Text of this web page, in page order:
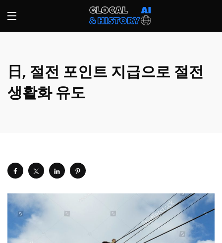
日, 절전 포인트 지급으로 절전
생활화 유도